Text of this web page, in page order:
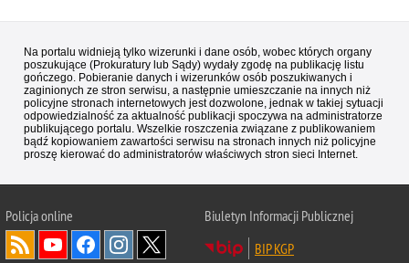
Na portalu widnieją tylko wizerunki i dane osób, wobec których organy
poszukujące (Prokuratury lub Sądy) wydały zgodę na publikację listu
gończego. Pobieranie danych i wizerunków osób poszukiwanych i
zaginionych ze stron serwisu, a następnie umieszczanie na innych niż
policyjne stronach internetowych jest dozwolone, jednak w takiej sytuacji
odpowiedzialność za aktualność publikacji spoczywa na administratorze
publikującego portalu. Wszelkie roszczenia związane z publikowaniem
bądź kopiowaniem zawartości serwisu na stronach innych niż policyjne
proszę kierować do administratorów właściwych stron sieci Internet.
Policjaonline
Biuletyn Informacji Publicznej
BIP KGP